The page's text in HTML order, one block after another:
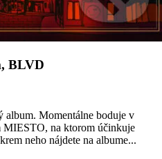
BLVD
Momentálne boduje v
MIESTO, na ktorom účinkuje
neho nájdete na albume...